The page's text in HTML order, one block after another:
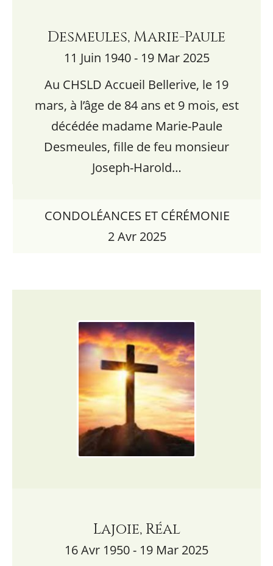
Desmeules, Marie-Paule
11 Juin 1940 - 19 Mar 2025
Au CHSLD Accueil Bellerive, le 19
mars, à l’âge de 84 ans et 9 mois, est
décédée madame Marie-Paule
Desmeules, fille de feu monsieur
Joseph-Harold…
CONDOLÉANCES ET CÉRÉMONIE
2 Avr 2025
Lajoie, Réal
16 Avr 1950 - 19 Mar 2025